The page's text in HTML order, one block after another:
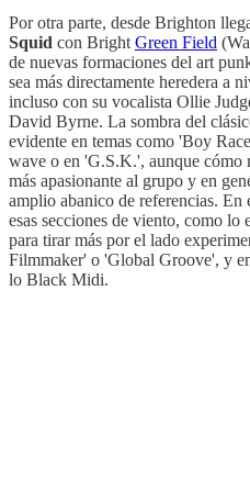
Por otra parte, desde Brighton
Squid con Bright Green Field
de nuevas formaciones del art
sea más directamente heredera a
incluso con su vocalista Ollie
David Byrne. La sombra del
evidente en temas como 'Boy
wave o en 'G.S.K.', aunque cómo
más apasionante al grupo y en
amplio abanico de referencias. En
esas secciones de viento, como lo
para tirar más por el lado
Filmmaker' o 'Global Groove', y
lo Black Midi.